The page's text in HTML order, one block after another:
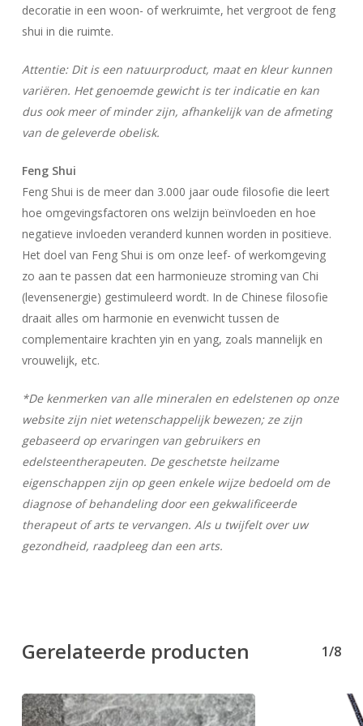
Geen producten in uw winkelwagen.
Go To Shop
decoratie in een woon- of werkruimte, het vergroot de feng
shui in die ruimte.
Attentie: Dit is een natuurproduct, maat en kleur kunnen
variëren. Het genoemde gewicht is ter indicatie en kan
dus ook meer of minder zijn, afhankelijk van de afmeting
van de geleverde obelisk.
Feng Shui
Feng Shui is de meer dan 3.000 jaar oude filosofie die leert
hoe omgevingsfactoren ons welzijn beïnvloeden en hoe
negatieve invloeden veranderd kunnen worden in positieve.
Het doel van Feng Shui is om onze leef- of werkomgeving
zo aan te passen dat een harmonieuze stroming van Chi
(levensenergie) gestimuleerd wordt. In de Chinese filosofie
draait alles om harmonie en evenwicht tussen de
complementaire krachten yin en yang, zoals mannelijk en
vrouwelijk, etc.
*De kenmerken van alle mineralen en edelstenen op onze
website zijn niet wetenschappelijk bewezen; ze zijn
gebaseerd op ervaringen van gebruikers en
edelsteentherapeuten. De geschetste heilzame
eigenschappen zijn op geen enkele wijze bedoeld om de
diagnose of behandeling door een gekwalificeerde
therapeut of arts te vervangen. Als u twijfelt over uw
gezondheid, raadpleeg dan een arts.
Gerelateerde producten 1/8